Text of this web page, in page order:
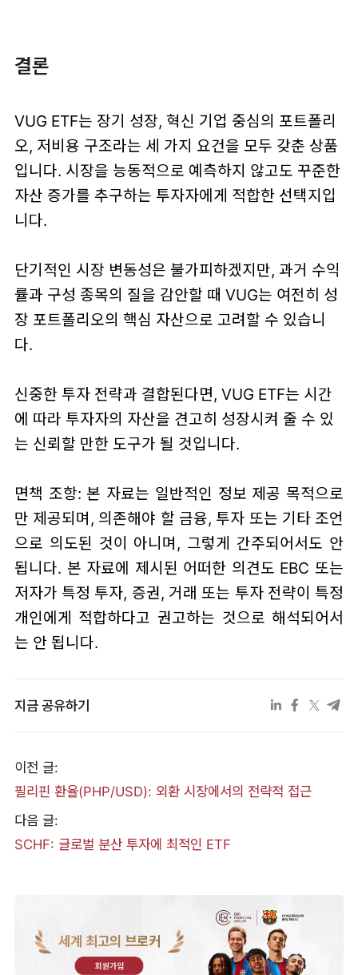
결론
VUG ETF는 장기 성장, 혁신 기업 중심의 포트폴리
오, 저비용 구조라는 세 가지 요건을 모두 갖춘 상품
입니다. 시장을 능동적으로 예측하지 않고도 꾸준한
자산 증가를 추구하는 투자자에게 적합한 선택지입
니다.
단기적인 시장 변동성은 불가피하겠지만, 과거 수익
률과 구성 종목의 질을 감안할 때 VUG는 여전히 성
장 포트폴리오의 핵심 자산으로 고려할 수 있습니
다.
신중한 투자 전략과 결합된다면, VUG ETF는 시간
에 따라 투자자의 자산을 견고히 성장시켜 줄 수 있
는 신뢰할 만한 도구가 될 것입니다.
면책 조항: 본 자료는 일반적인 정보 제공 목적으로
만 제공되며, 의존해야 할 금융, 투자 또는 기타 조언
으로 의도된 것이 아니며, 그렇게 간주되어서도 안
됩니다. 본 자료에 제시된 어떠한 의견도 EBC 또는
저자가 특정 투자, 증권, 거래 또는 투자 전략이 특정
개인에게 적합하다고 권고하는 것으로 해석되어서
는 안 됩니다.
지금 공유하기
이전 글:
필리핀 환율(PHP/USD): 외환 시장에서의 전략적 접근
다음 글:
SCHF: 글로벌 분산 투자에 최적인 ETF
세계 최고의 브로커
회원가입